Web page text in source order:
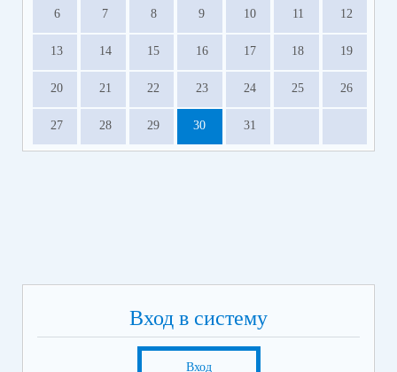
6 7 8 9 10 11 12
13 14 15 16 17 18 19
20 21 22 23 24 25 26
27 28 29 30 31
Вход в систему
Вход